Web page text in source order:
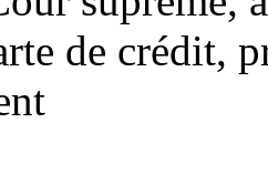
de crédit,